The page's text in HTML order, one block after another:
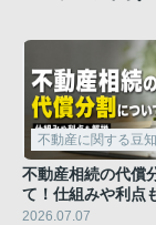
不動産に関する豆
不動産相続の代償
て！仕組みや利点
2026.07.07